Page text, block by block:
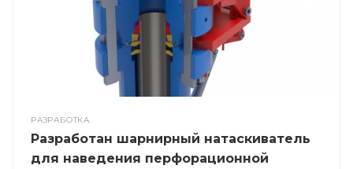
РАЗРАБОТКА
Разработан шарнирный натаскиватель
для наведения перфорационной